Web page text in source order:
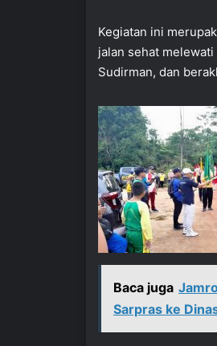
Kegiatan ini
jalan sehat
Sudirman, dan
Baca juga
Sarpras ke